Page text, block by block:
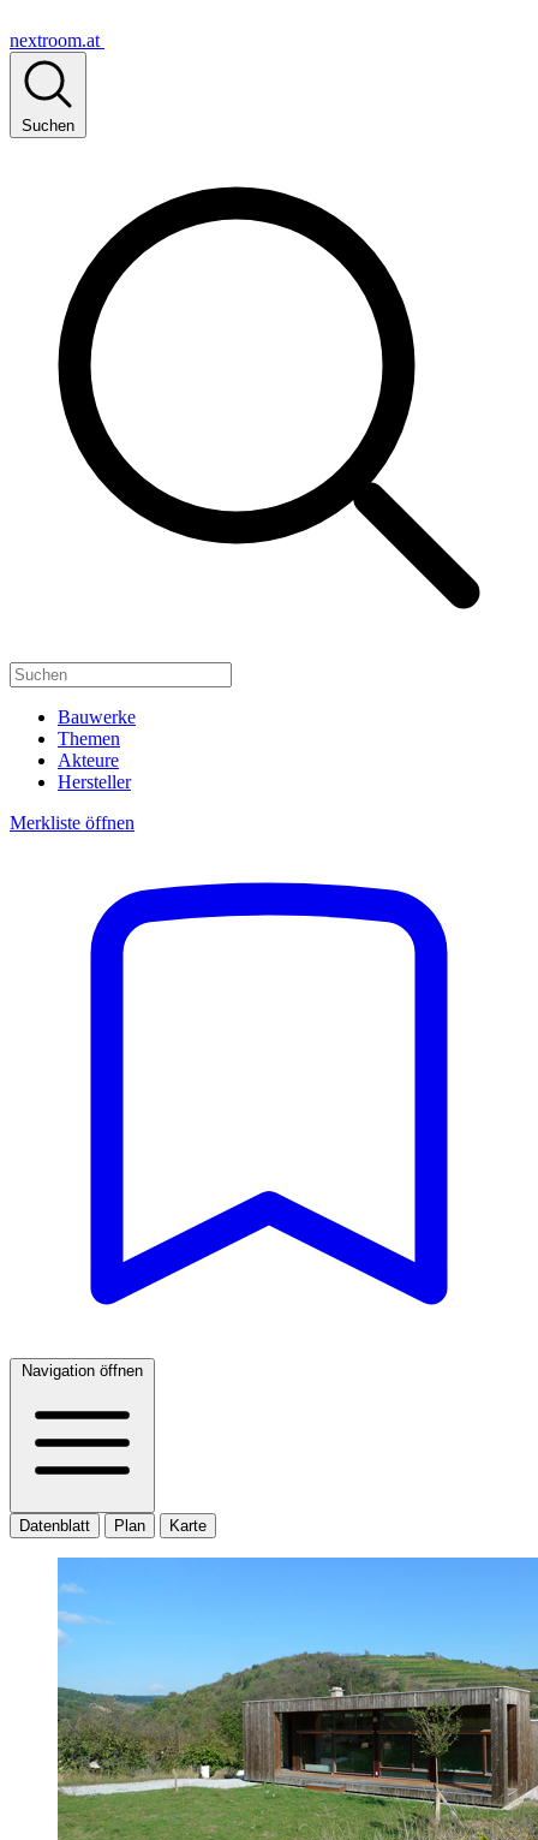
nextroom.at
Suchen
Bauwerke
Themen
Akteure
Hersteller
Merkliste öffnen
Navigation öffnen
Datenblatt Plan Karte